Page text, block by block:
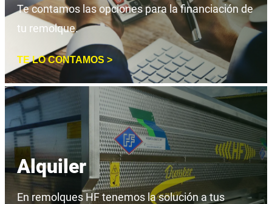
Te contamos las opciones para la financiación de
tu remolque.
TE LO CONTAMOS >
Alquiler
En remolques HF tenemos la solución a tus